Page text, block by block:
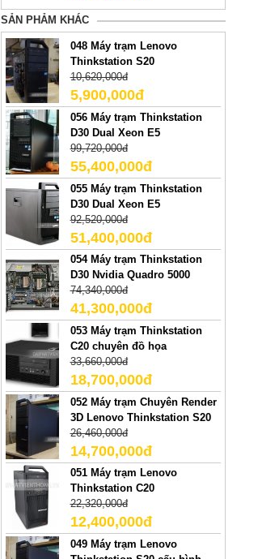
SẢN PHẢM KHÁC
048 Máy trạm Lenovo
Thinkstation S20
10,620,000đ
5,900,000đ
056 Máy trạm Thinkstation
D30 Dual Xeon E5
99,720,000đ
55,400,000đ
055 Máy trạm Thinkstation
D30 Dual Xeon E5
92,520,000đ
51,400,000đ
054 Máy trạm Thinkstation
D30 Nvidia Quadro 5000
74,340,000đ
41,300,000đ
053 Máy trạm Thinkstation
C20 chuyên đồ họa
33,660,000đ
18,700,000đ
052 Máy trạm Chuyên Render
3D Lenovo Thinkstation S20
26,460,000đ
14,700,000đ
051 Máy trạm Lenovo
Thinkstation C20
22,320,000đ
12,400,000đ
049 Máy trạm Lenovo